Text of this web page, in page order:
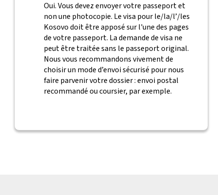
Oui. Vous devez envoyer votre passeport et
non une photocopie. Le visa pour le/la/l’/les
Kosovo doit être apposé sur l'une des pages
de votre passeport. La demande de visa ne
peut être traitée sans le passeport original.
Nous vous recommandons vivement de
choisir un mode d’envoi sécurisé pour nous
faire parvenir votre dossier : envoi postal
recommandé ou coursier, par exemple.